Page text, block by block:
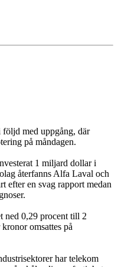
följd med uppgång, där
på måndagen.
1 miljard dollar i
återfanns Alfa Laval och
efter en svag rapport medan
ned 0,29 procent till 2
omsattes på
har telekom